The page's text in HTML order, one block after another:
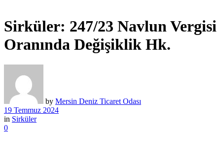
Sirküler: 247/23 Navlun Vergisi
Oranında Değişiklik Hk.
by Mersin Deniz Ticaret Odası
19 Temmuz 2024
in Sirküler
0